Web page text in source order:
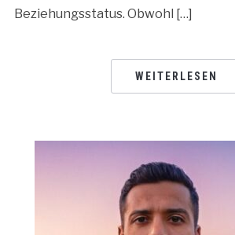
Beziehungsstatus. Obwohl […]
WEITERLESEN